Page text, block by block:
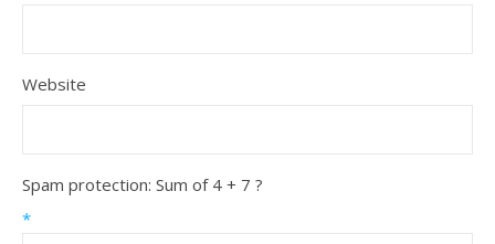
Website
Spam protection: Sum of 4 + 7 ?
*